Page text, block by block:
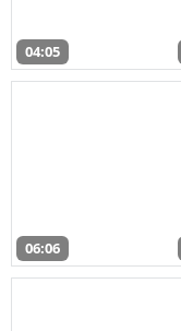
04:05
06:06